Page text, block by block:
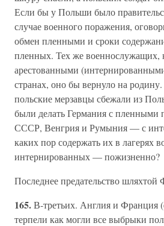
Если бы у Польши было
случае военного поражения,
обмен пленными и сроки
пленных. Тех же военнослужащих,
арестованными
странах, оно бы вернуло на
польские мерзавцы сбежали из
были делать Германия с пленными
СССР, Венгрия и Румыния — с
каких пор содержать их в лагерях
интернированных — пожизненно?
Последнее предательство
165.В-третьих. Англия и Франция
терпели как могли все выбрыки